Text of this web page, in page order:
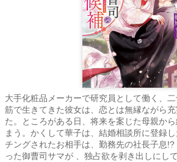
大手化粧品メーカーで研究員として働く、
筋で生きてきた彼女は、恋とは無縁ながら
た。ところがある日、将来を案じた母親か
まう。かくして華子は、結婚相談所に登録
チングされたお相手は、勤務先の社長子息
った御曹司サマが 、独占欲を剥き出しにし